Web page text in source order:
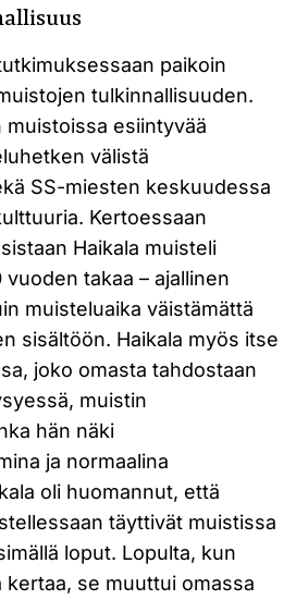
paikoin
tulkinnallisuuden.
muistoissa esiintyvää
välistä
SS-miesten keskuudessa
Kertoessaan
Haikala muisteli
takaa – ajallinen
muisteluaika väistämättä
sisältöön. Haikala myös itse
joko omasta tahdostaan
muistin
hän näki
ja normaalina
oli huomannut, että
täyttivät muistissa
loput. Lopulta, kun
se muuttui omassa